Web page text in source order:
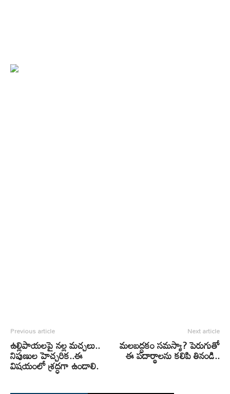
Previous article
ఉల్లిపాయలపై నల్ల మచ్చలు..
నిపుణుల హెచ్చరిక..ఈ
విషయంలో శ్రద్ధగా ఉండాలి.
Next article
మలబద్ధకం సమస్యా? పెరుగుతో
ఈ పదార్థాలను కలిపి తినండి..